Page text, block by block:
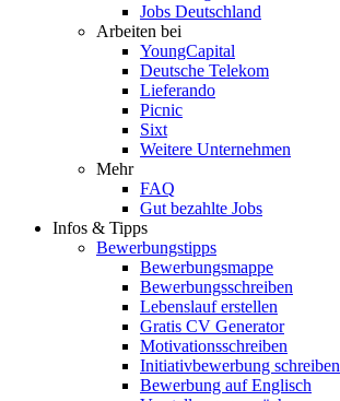
Jobs Deutschland
Arbeiten bei
YoungCapital
Deutsche Telekom
Lieferando
Picnic
Sixt
Weitere Unternehmen
Mehr
FAQ
Gut bezahlte Jobs
Infos & Tipps
Bewerbungstipps
Bewerbungsmappe
Bewerbungsschreiben
Lebenslauf erstellen
Gratis CV Generator
Motivationsschreiben
Initiativbewerbung schreiben
Bewerbung auf Englisch